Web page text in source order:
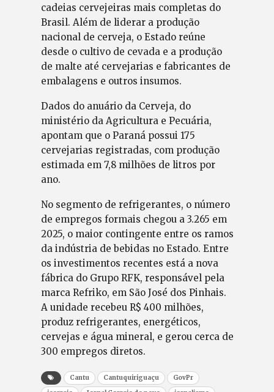
cadeias cervejeiras mais completas do
Brasil. Além de liderar a produção
nacional de cerveja, o Estado reúne
desde o cultivo de cevada e a produção
de malte até cervejarias e fabricantes de
embalagens e outros insumos.
Dados do anuário da Cerveja, do
ministério da Agricultura e Pecuária,
apontam que o Paraná possui 175
cervejarias registradas, com produção
estimada em 7,8 milhões de litros por
ano.
No segmento de refrigerantes, o número
de empregos formais chegou a 3.265 em
2025, o maior contingente entre os ramos
da indústria de bebidas no Estado. Entre
os investimentos recentes está a nova
fábrica do Grupo RFK, responsável pela
marca Refriko, em São José dos Pinhais.
A unidade recebeu R$ 400 milhões,
produz refrigerantes, energéticos,
cervejas e água mineral, e gerou cerca de
300 empregos diretos.
Cantu Cantuquiriguaçu
GovPr